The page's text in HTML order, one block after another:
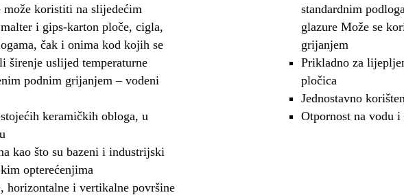
može koristiti na slijedećim
i gips-karton ploče, cigla,
čak i onima kod kojih se
širenje uslijed temperaturne
podnim grijanjem – vodeni
keramičkih obloga, u
kao što su bazeni i industrijski
opterećenjima
horizontalne i vertikalne površine
standardnim
glazure Može se
grijanjem
Prikladno za
pločica
Jednostavno
Otpornost na vodu